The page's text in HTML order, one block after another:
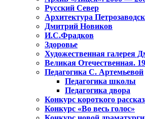
Русский Север
Архитектура
Дмитрий Новиков
И.С.Фрадков
Здоровье
Художественная галерея
Великая Отечественная.
Педагогика С. Артемьевой
Педагогика школы
Педагогика двора
Конкурс короткого
Конкурс «Во весь голос»